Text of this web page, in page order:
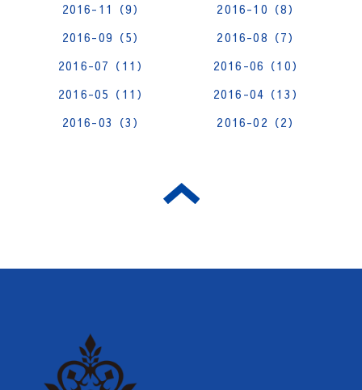
2016-11（9）
2016-10（8）
2016-09（5）
2016-08（7）
2016-07（11）
2016-06（10）
2016-05（11）
2016-04（13）
2016-03（3）
2016-02（2）